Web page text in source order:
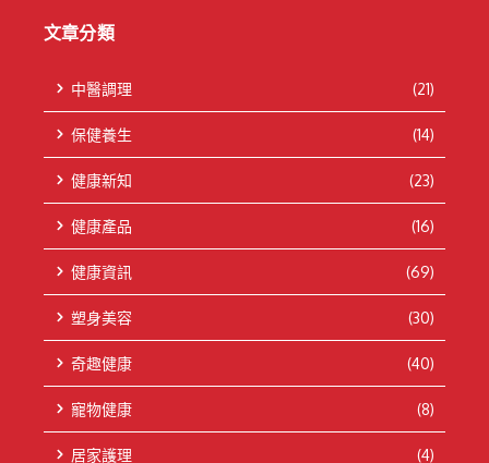
文章分類
中醫調理 (21)
保健養生 (14)
健康新知 (23)
健康產品 (16)
健康資訊 (69)
塑身美容 (30)
奇趣健康 (40)
寵物健康 (8)
居家護理 (4)